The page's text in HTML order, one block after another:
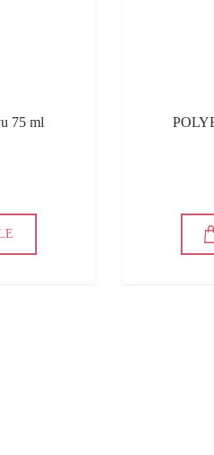
75 ml